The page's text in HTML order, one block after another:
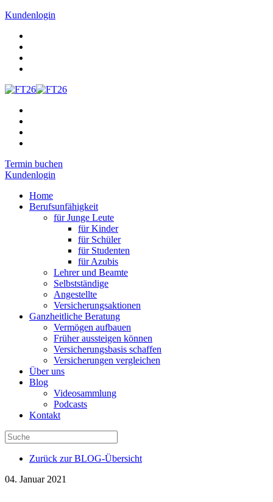
Kundenlogin
Termin buchen
Kundenlogin
Home
Berufsunfähigkeit
für Junge Leute
für Kinder
für Schüler
für Studenten
für Azubis
Lehrer und Beamte
Selbstständige
Angestellte
Versicherungsaktionen
Ganzheitliche Beratung
Vermögen aufbauen
Früher aussteigen können
Versicherungsbasis schaffen
Versicherungen vergleichen
Über uns
Blog
Videosammlung
Podcasts
Kontakt
Zurück zur BLOG-Übersicht
04. Januar 2021